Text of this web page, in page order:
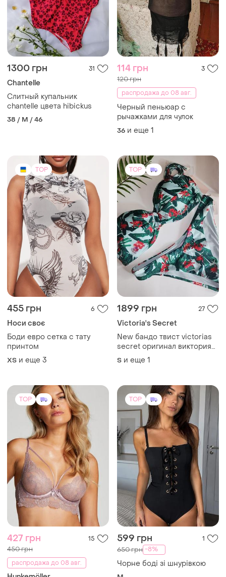
1300 грн 31
Chantelle
Слитный купальник
chantelle цвета hibickus
38 / M / 46
114 грн 3
120 грн
распродажа до 08 авг.
Черный пеньюар с
рычажками для чулок
36 и еще 1
TOP
455 грн 6
Носи своє
Боди евро сетка с тату
принтом
ХS и еще 3
TOP
1899 грн 27
Victoria's Secret
New бандо твист victorias
secret оригинал виктория
сикрет
S и еще 1
TOP
427 грн 15
450 грн
распродажа до 08 авг.
TOP
599 грн 1
650 грн -8%
Чорне боді зі шнурівкою